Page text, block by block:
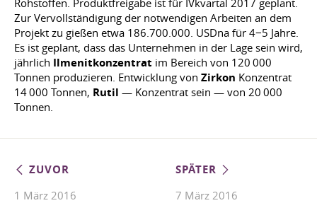
Rohstoffen. Produktfreigabe ist für IVkvartal 2017 geplant.
Zur Vervollständigung der notwendigen Arbeiten an dem
Projekt zu gießen etwa 186.700.000. USDna für 4−5 Jahre.
Es ist geplant, dass das Unternehmen in der Lage sein wird,
jährlich Ilmenitkonzentrat im Bereich von 120 000
Tonnen produzieren. Entwicklung von Zirkon Konzentrat
14 000 Tonnen, Rutil — Konzentrat sein — von 20 000
Tonnen.
ZUVOR
1 März 2016
SPÄTER
7 März 2016